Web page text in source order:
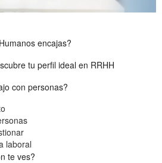
encajas?
tu perfil ideal en RRHH
con personas?
laboral
te ves?